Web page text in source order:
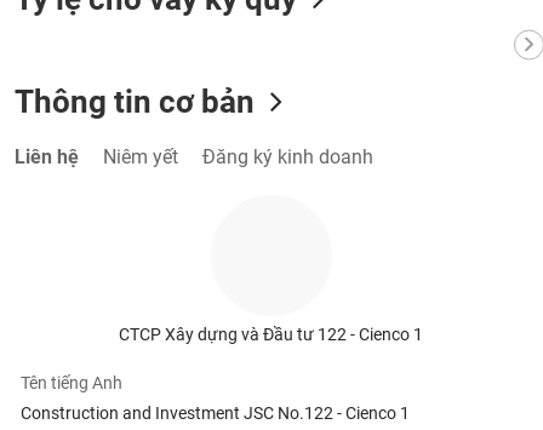
Thông tin cơ bản
Liên hệ Niêm yết Đăng ký kinh doanh
CTCP Xây dựng và Đầu tư 122 - Cienco 1
Tên tiếng Anh
Construction and Investment JSC No.122 - Cienco 1
VỤ
SẢN